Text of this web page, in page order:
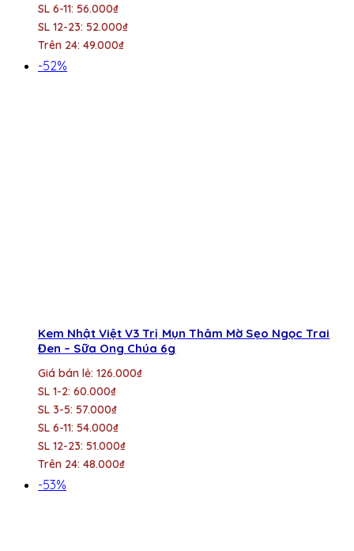
SL 6-11: 56.000₫
SL 12-23: 52.000₫
Trên 24: 49.000₫
-52%
Kem Nhật Việt V3 Trị Mụn Thâm Mờ Sẹo Ngọc Trai
Đen – Sữa Ong Chúa 6g
Giá bán lẻ: 126.000₫
SL 1-2: 60.000₫
SL 3-5: 57.000₫
SL 6-11: 54.000₫
SL 12-23: 51.000₫
Trên 24: 48.000₫
-53%